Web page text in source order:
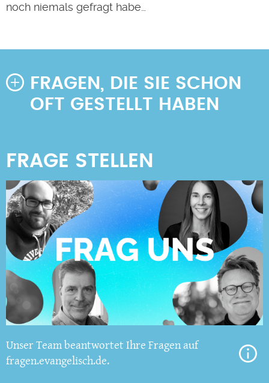
noch niemals gefragt habe…
FRAGEN, DIE SIE SCHON
OFT GESTELLT HABEN
Unser Team beantwortet Ihre Fragen auf
fragen.evangelisch.de.